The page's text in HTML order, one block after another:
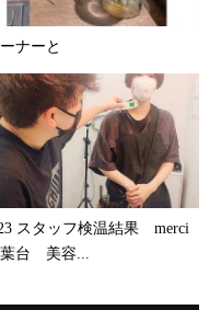
ナーと
スタッフ検温結果 merci
台 美容...